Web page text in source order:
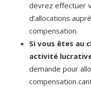
devrez effectuer
d’allocations
compensation.
Si vous êtes au
activité
demande pour
compensation